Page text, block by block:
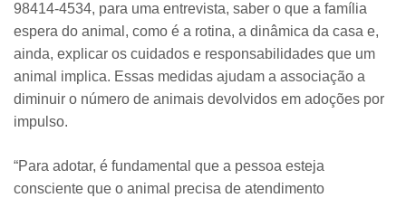
98414-4534, para uma entrevista, saber o que a família
espera do animal, como é a rotina, a dinâmica da casa e,
ainda, explicar os cuidados e responsabilidades que um
animal implica. Essas medidas ajudam a associação a
diminuir o número de animais devolvidos em adoções por
impulso.
“Para adotar, é fundamental que a pessoa esteja
consciente que o animal precisa de atendimento